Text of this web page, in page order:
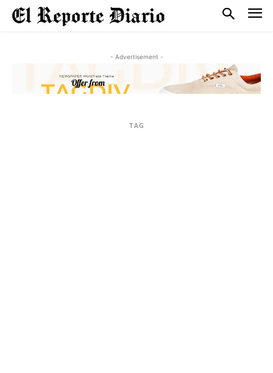
- Advertisement -
TAG